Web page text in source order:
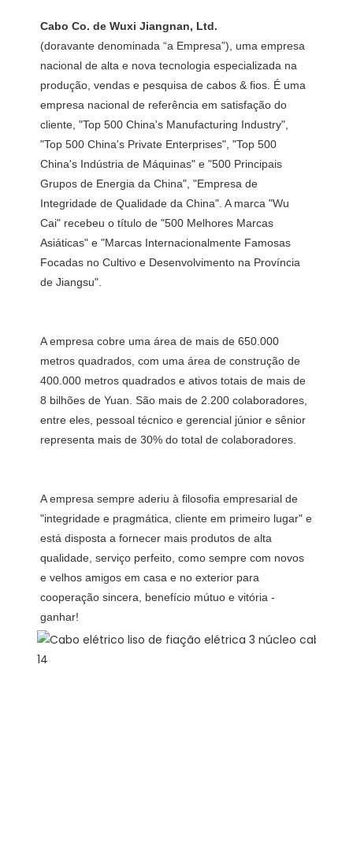
(doravante denominada “a Empresa”), uma empresa
nacional de alta e nova tecnologia especializada na
produção, vendas e pesquisa de cabos & fios. É uma
empresa nacional de referência em satisfação do
cliente, "Top 500 China's Manufacturing Industry",
"Top 500 China's Private Enterprises", "Top 500
China's Indústria de Máquinas" e "500 Principais
Grupos de Energia da China", "Empresa de
Integridade de Qualidade da China". A marca "Wu
Cai" recebeu o título de "500 Melhores Marcas
Asiáticas" e "Marcas Internacionalmente Famosas
Focadas no Cultivo e Desenvolvimento na Província
A empresa cobre uma área de mais de 650.000
metros quadrados, com uma área de construção de
400.000 metros quadrados e ativos totais de mais de
8 bilhões de Yuan. São mais de 2.200 colaboradores,
entre eles, pessoal técnico e gerencial júnior e sênior
A empresa sempre aderiu à filosofia empresarial de
"integridade e pragmática, cliente em primeiro lugar" e
está disposta a fornecer mais produtos de alta
qualidade, serviço perfeito, como sempre com novos
e velhos amigos em casa e no exterior para
cooperação sincera, benefício mútuo e vitória -